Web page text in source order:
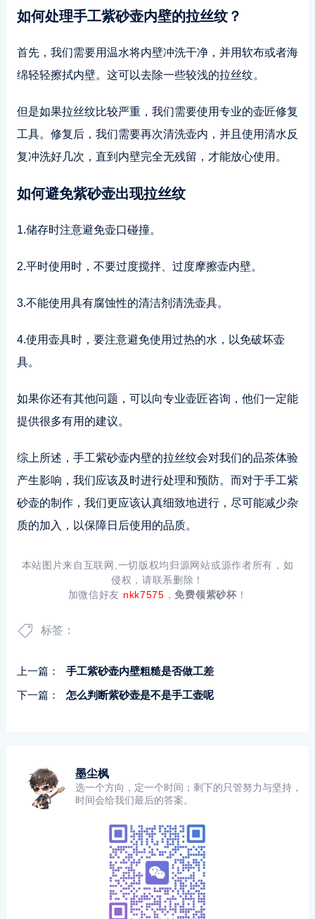
如何处理手工紫砂壶内壁的拉丝纹？
首先，我们需要用温水将内壁冲洗干净，并用软布或者海
绵轻轻擦拭内壁。这可以去除一些较浅的拉丝纹。
但是如果拉丝纹比较严重，我们需要使用专业的壶匠修复
工具。修复后，我们需要再次清洗壶内，并且使用清水反
复冲洗好几次，直到内壁完全无残留，才能放心使用。
如何避免紫砂壶出现拉丝纹
1.储存时注意避免壶口碰撞。
2.平时使用时，不要过度搅拌、过度摩擦壶内壁。
3.不能使用具有腐蚀性的清洁剂清洗壶具。
4.使用壶具时，要注意避免使用过热的水，以免破坏壶
具。
如果你还有其他问题，可以向专业壶匠咨询，他们一定能
提供很多有用的建议。
综上所述，手工紫砂壶内壁的拉丝纹会对我们的品茶体验
产生影响，我们应该及时进行处理和预防。而对于手工紫
砂壶的制作，我们更应该认真细致地进行，尽可能减少杂
质的加入，以保障日后使用的品质。
本站图片来自互联网,一切版权均归源网站或源作者所有，如
侵权，请联系删除！
加微信好友 nkk7575 ，免费领紫砂杯！
标签：
上一篇：
手工紫砂壶内壁粗糙是否做工差
下一篇：
怎么判断紫砂壶是不是手工壶呢
墨尘枫
选一个方向，定一个时间；剩下的只管努力与坚持，
时间会给我们最后的答案。